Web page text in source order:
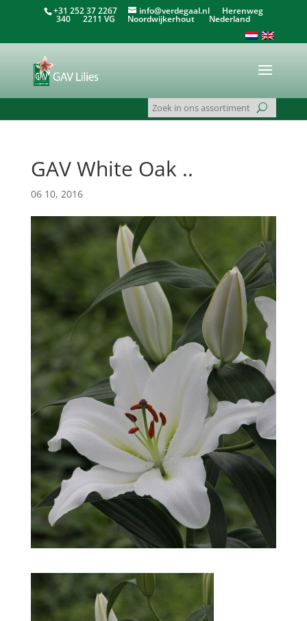
+31 252 37 2267 info@verdegaal.nlHerenweg
340 2211 VG Noordwijkerhout Nederland
GAV White Oak ..
06 10, 2016